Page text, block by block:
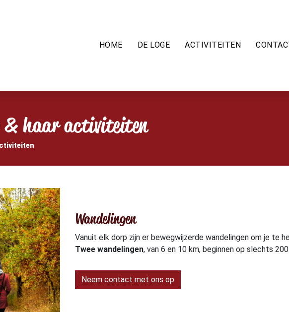
HOME DE LOGE ACTIVITEITEN
& haar activiteiten
Wandelingen
Vanuit elk dorp zijn er bewegwijzerde wandelingen om je te
Twee wandelingen, van 6 en 10 km, beginnen op slechts
Neem contact met ons op